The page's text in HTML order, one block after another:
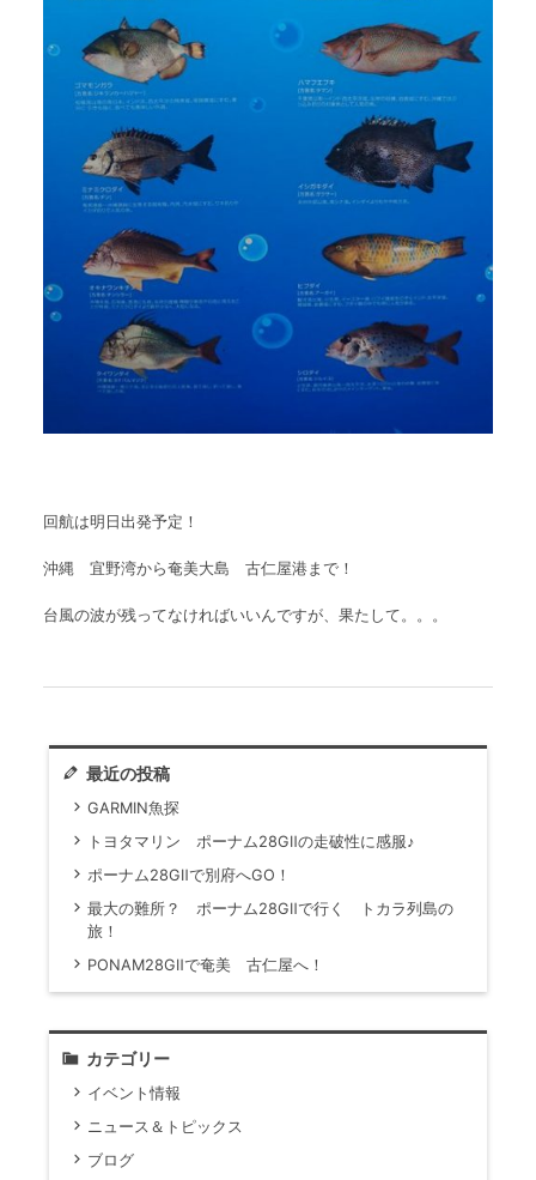
回航は明日出発予定！
沖縄 宜野湾から奄美大島 古仁屋港まで！
台風の波が残ってなければいいんですが、果たして。。。
最近の投稿
GARMIN魚探
トヨタマリン ポーナム28GⅡの走破性に感服♪
ポーナム28GⅡで別府へGO！
最大の難所？ ポーナム28GⅡで行く トカラ列島の
旅！
PONAM28GⅡで奄美 古仁屋へ！
カテゴリー
イベント情報
ニュース＆トピックス
ブログ